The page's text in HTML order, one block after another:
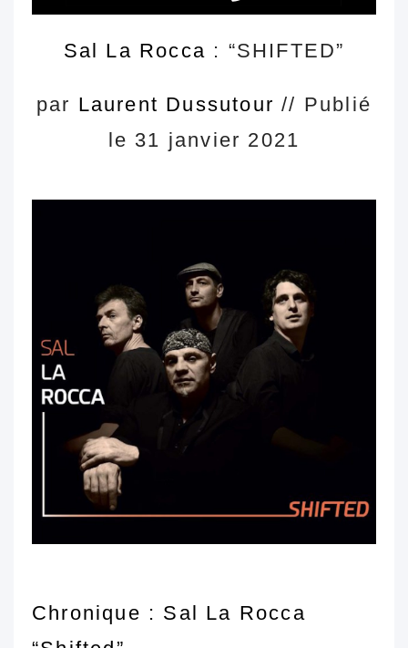
Sal La Rocca : “SHIFTED”
par Laurent Dussutour// Publié
le 31 janvier 2021
Chronique : Sal La Rocca